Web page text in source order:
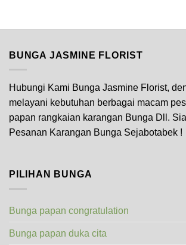
BUNGA JASMINE FLORIST
Hubungi Kami Bunga Jasmine Florist,
melayani kebutuhan berbagai macam
papan rangkaian karangan Bunga Dll.
Pesanan Karangan Bunga Sejabotabek !
PILIHAN BUNGA
Bunga papan congratulation
Bunga papan duka cita